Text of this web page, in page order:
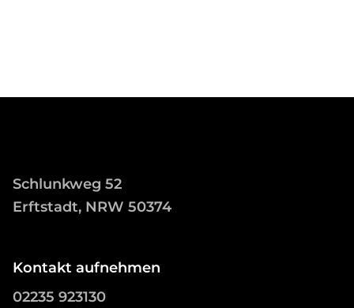
Schlunkweg 52
Erftstadt, NRW 50374
Kontakt aufnehmen
02235 923130